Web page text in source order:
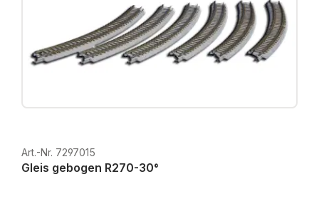
Art.-Nr. 7297015
Gleis gebogen R270-30°